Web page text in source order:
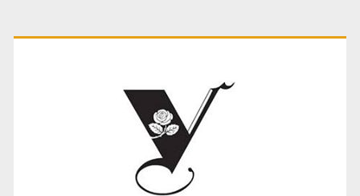
Primary